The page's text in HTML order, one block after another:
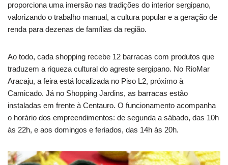
proporciona uma imersão nas tradições do interior sergipano,
valorizando o trabalho manual, a cultura popular e a geração de
renda para dezenas de famílias da região.
Ao todo, cada shopping recebe 12 barracas com produtos que
traduzem a riqueza cultural do agreste sergipano. No RioMar
Aracaju, a feira está localizada no Piso L2, próximo à
Camicado. Já no Shopping Jardins, as barracas estão
instaladas em frente à Centauro. O funcionamento acompanha
o horário dos empreendimentos: de segunda a sábado, das 10h
às 22h, e aos domingos e feriados, das 14h às 20h.